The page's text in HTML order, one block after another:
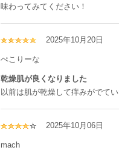
味わってみてください！
2025年10月20日
ぺこりーな
乾燥肌が良くなりました
以前は肌が乾燥して痒みがでて
2025年10月06日
mach